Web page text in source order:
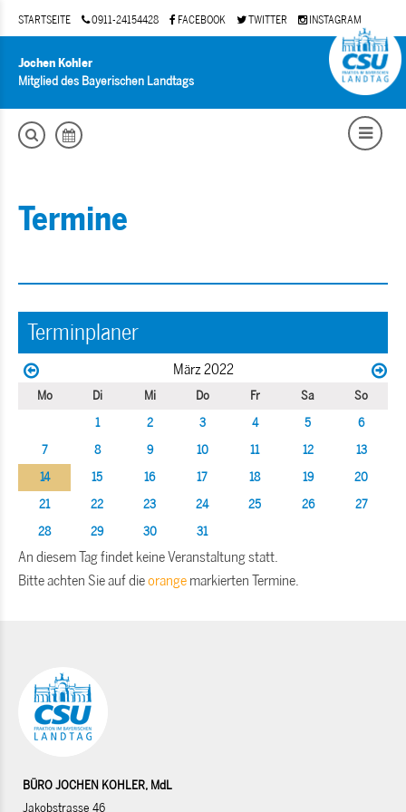
STARTSEITE 0911-24154428 FACEBOOK TWITTER INSTAGRAM
Jochen Kohler
Mitglied des Bayerischen Landtags
Termine
Terminplaner
März 2022
Mo Di Mi Do Fr Sa
So
1
2 3 4 5
6
7
8 9 10 11 12
13
14
15 16 17 18 19
20
21
22 23 24 25 26
27
28
29 30 31
An diesem Tag findet keine Veranstaltung statt.
Bitte achten Sie auf dieorange markierten Termine.
BÜRO JOCHEN KOHLER, MdL
Jakobstrasse 46